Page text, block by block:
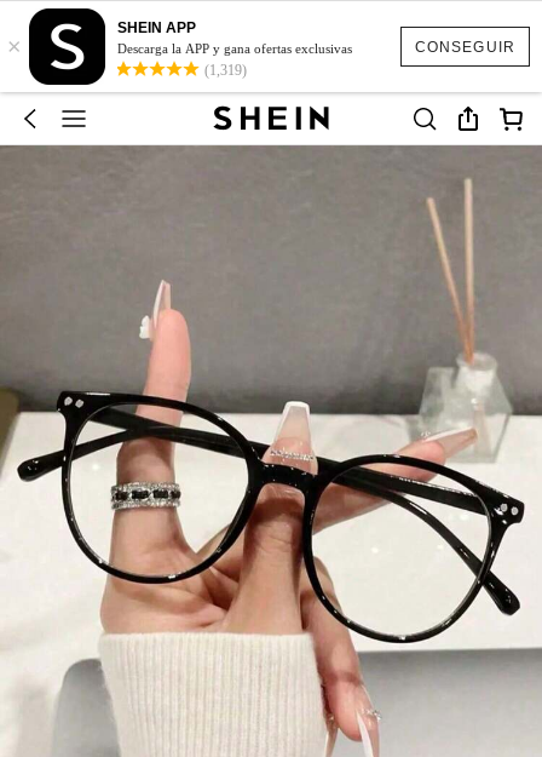
CONSEGUIR
×
SHEIN APP
Descarga la APP y gana ofertas exclusivas
(1,319)